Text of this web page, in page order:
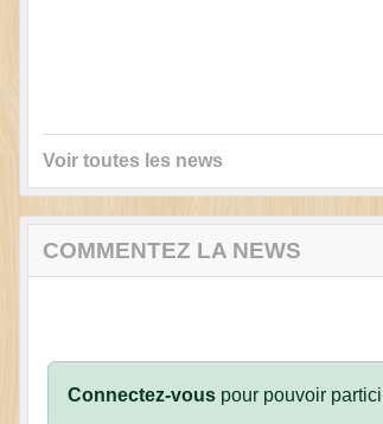
Voir toutes les news
COMMENTEZ LA NEWS
Connectez-vous pour pouvoir